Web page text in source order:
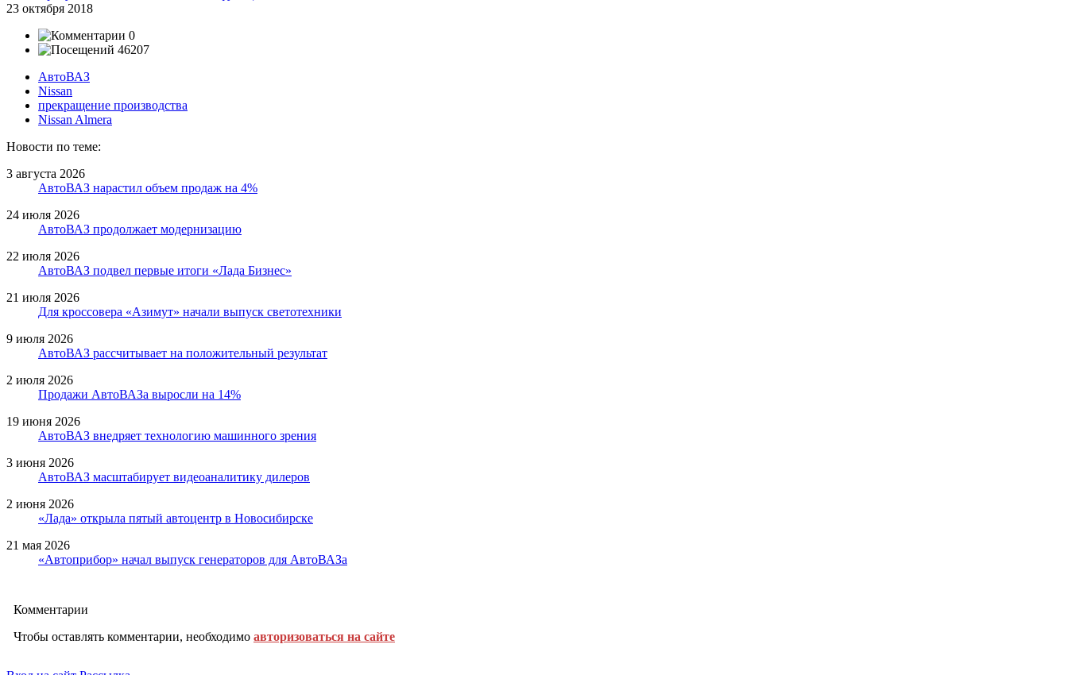
23 октября 2018
0
46207
АвтоВАЗ
Nissan
прекращение производства
Nissan Almera
Новости по теме:
3 августа 2026
АвтоВАЗ нарастил объем продаж на 4%
24 июля 2026
АвтоВАЗ продолжает модернизацию
22 июля 2026
АвтоВАЗ подвел первые итоги «Лада Бизнес»
21 июля 2026
Для кроссовера «Азимут» начали выпуск светотехники
9 июля 2026
АвтоВАЗ рассчитывает на положительный результат
2 июля 2026
Продажи АвтоВАЗа выросли на 14%
19 июня 2026
АвтоВАЗ внедряет технологию машинного зрения
3 июня 2026
АвтоВАЗ масштабирует видеоаналитику дилеров
2 июня 2026
«Лада» открыла пятый автоцентр в Новосибирске
21 мая 2026
«Автоприбор» начал выпуск генераторов для АвтоВАЗа
Комментарии
Чтобы оставлять комментарии, необходимо авторизоваться на сайте